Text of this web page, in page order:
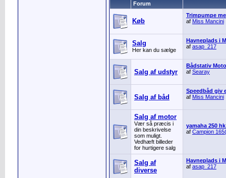
Forum
Køb
Trimpumpe
af Miss Mancini
Salg
Her kan du sælge
Havneplads i
af asap_217
Salg af udstyr
Bådstativ
af Searay
Salg af båd
Speedbåd giv
af Miss Mancini
Salg af motor
Vær så præcis i
din beskrivelse
som muligt.
Vedhæft billeder
for hurtigere salg
yamaha 250
af Campion
Salg af
diverse
Havneplads i
af asap_217